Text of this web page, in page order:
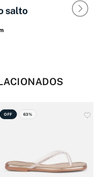
salto
OFF 63%